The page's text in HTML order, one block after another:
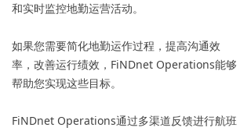
和实时监控地勤运营活动。
如果您需要简化地勤运作过程，提高沟通效
率，改善运行绩效，FiNDnet Operations能够
帮助您实现这些目标。
FiNDnet Operations通过多渠道反馈进行航班